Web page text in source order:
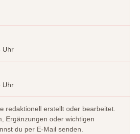
Uhr
Uhr
redaktionell erstellt oder bearbeitet.
Ergänzungen oder wichtigen
du per E-Mail senden.